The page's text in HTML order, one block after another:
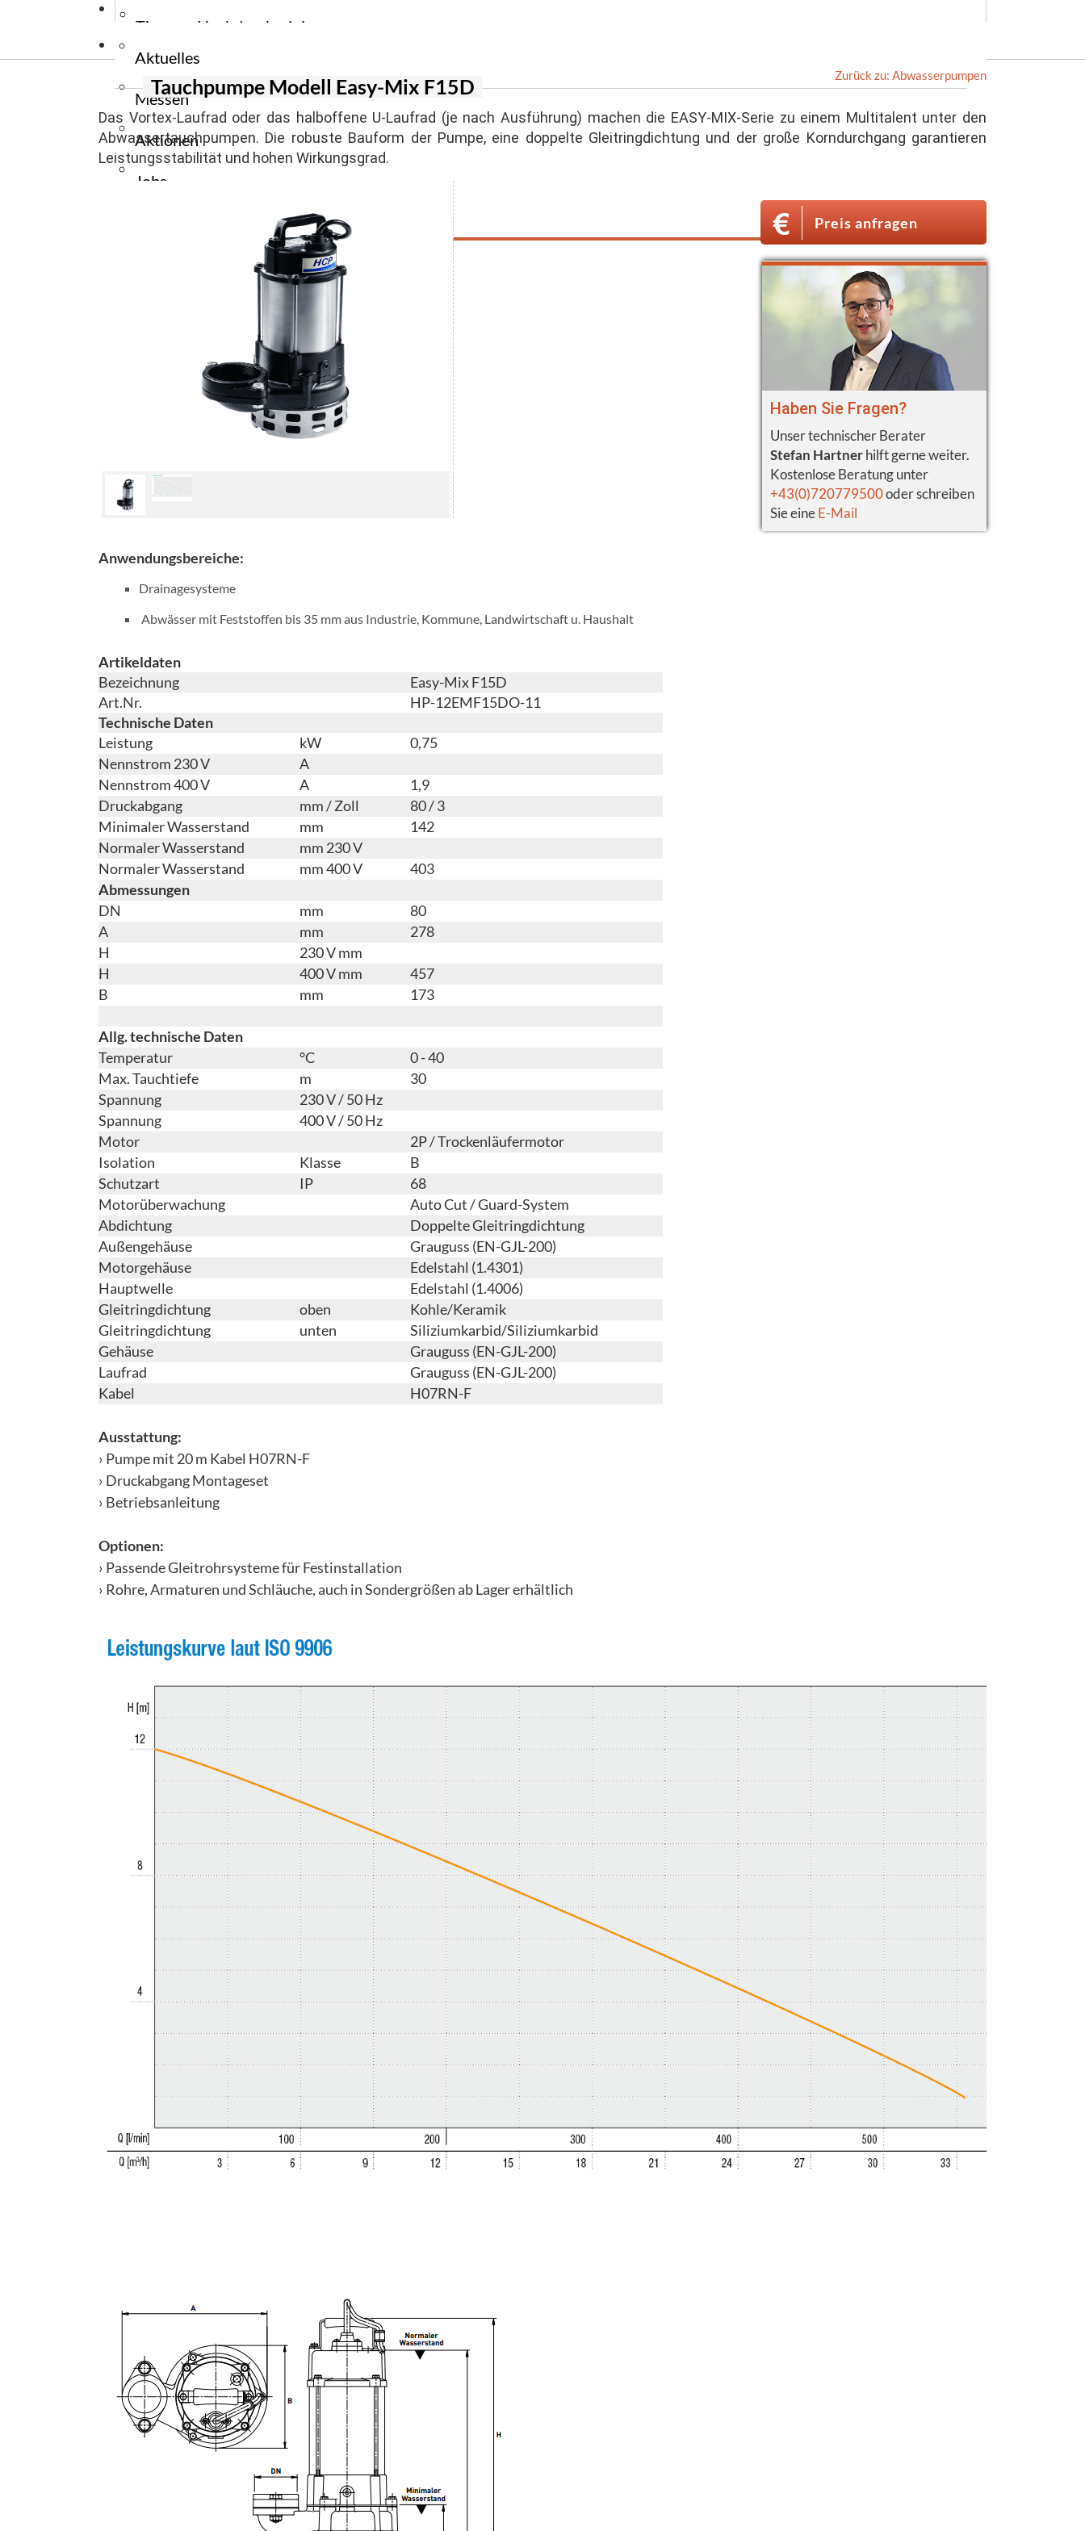
Tipps zu Hochdruckreiniger
Tipps zu Reinigungsmaschinen
Tipps zu Flurfördergeräte
Tipps zu Unkrautbekämpfung
Aktuelles
Messen
Aktionen
Jobs
Zurück zu: Abwasserpumpen
Tauchpumpe Modell Easy-Mix F15D
Das Vortex-Laufrad oder das halboffene U-Laufrad (je nach Ausführung) machen die EASY-MIX-Serie zu einem Multitalent unter den
Abwassertauchpumpen. Die robuste Bauform der Pumpe, eine doppelte Gleitringdichtung und der große Korndurchgang garantieren
Leistungsstabilität und hohen Wirkungsgrad.
Preis anfragen
Haben Sie Fragen?
Unser technischer Berater
Stefan Hartnerhilft gerne weiter.
Kostenlose Beratung unter
+43(0)720779500oder schreiben
Sie eineE-Mail
Anwendungsbereiche:
Drainagesysteme
Abwässer mit Feststoffen bis 35 mm aus Industrie, Kommune, Landwirtschaft u. Haushalt
Artikeldaten
Bezeichnung
Easy-Mix F15D
Art.Nr.
HP-12EMF15DO-11
Technische Daten
Leistung
kW
0,75
Nennstrom 230 V
A
Nennstrom 400 V
A
1,9
Druckabgang
mm / Zoll
80 / 3
Minimaler Wasserstand
mm
142
Normaler Wasserstand
mm 230 V
Normaler Wasserstand
mm 400 V
403
Abmessungen
DN
mm
80
A
mm
278
H
230 V mm
H
400 V mm
457
B
mm 173
Allg. technische Daten
Temperatur
°C
0 - 40
Max. Tauchtiefe
m
30
Spannung
230 V / 50 Hz
Spannung
400 V / 50 Hz
Motor
2P / Trockenläufermotor
Isolation
Klasse
B
Schutzart
IP
68
Motorüberwachung
Auto Cut / Guard-System
Abdichtung
Doppelte Gleitringdichtung
Außengehäuse
Grauguss (EN-GJL-200)
Motorgehäuse
Edelstahl (1.4301)
Hauptwelle
Edelstahl (1.4006)
Gleitringdichtung
oben
Kohle/Keramik
Gleitringdichtung
unten
Siliziumkarbid/Siliziumkarbid
Gehäuse
Grauguss (EN-GJL-200)
Laufrad
Grauguss (EN-GJL-200)
Kabel
H07RN-F
Ausstattung:
› Pumpe mit 20 m Kabel H07RN-F
› Druckabgang Montageset
› Betriebsanleitung
Optionen:
› Passende Gleitrohrsysteme für Festinstallation
› Rohre, Armaturen und Schläuche, auch in Sondergrößen ab Lager erhältlich